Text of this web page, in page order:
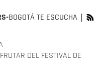
BOGOTÁ TE ESCUCHA
DEL FESTIVAL DE